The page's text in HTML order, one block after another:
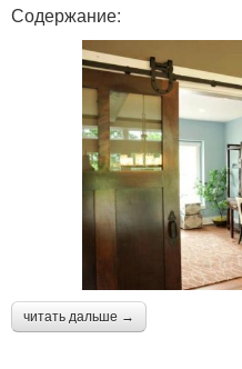
Содержание:
читать дальше →